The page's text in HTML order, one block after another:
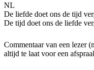
NL
De liefde doet ons de tijd
De tijd doet ons de liefde
Commentaar van een lezer
altijd te laat voor een